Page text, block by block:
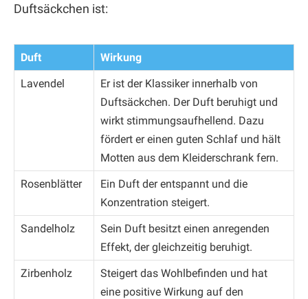
Duftsäckchen ist:
Duft
Wirkung
Lavendel
Er ist der Klassiker innerhalb von
Duftsäckchen. Der Duft beruhigt und
wirkt stimmungsaufhellend. Dazu
fördert er einen guten Schlaf und hält
Motten aus dem Kleiderschrank fern.
Rosenblätter
Ein Duft der entspannt und die
Konzentration steigert.
Sandelholz
Sein Duft besitzt einen anregenden
Effekt, der gleichzeitig beruhigt.
Zirbenholz
Steigert das Wohlbefinden und hat
eine positive Wirkung auf den